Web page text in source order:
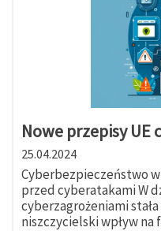
Nowe przepisy UE
25.04.2024
Cyberbezpieczeństwo
przed cyberatakami W
cyberzagrożeniami
niszczycielski wpływ na